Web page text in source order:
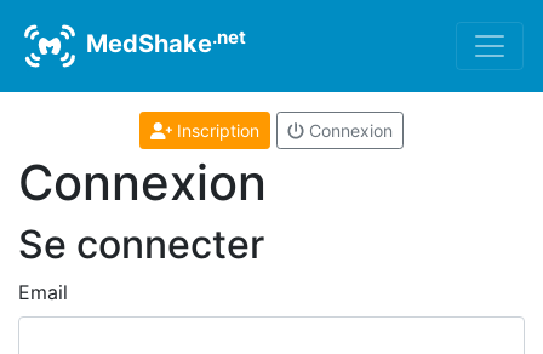
MedShake.net
Inscription Connexion
Connexion
Se connecter
Email